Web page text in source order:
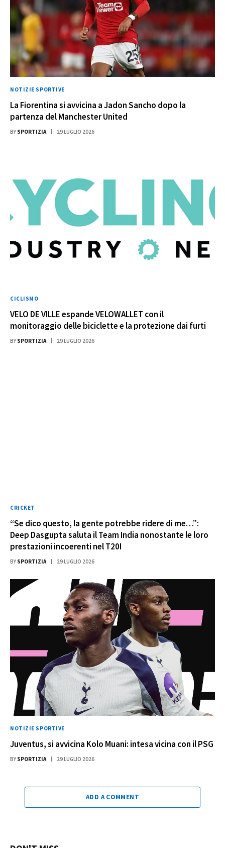
NOTIZIE SPORTIVE
La Fiorentina si avvicina a Jadon Sancho dopo la
partenza del Manchester United
BY SPORTIZIA 29 LUGLIO 2026
CICLISMO
VELO DE VILLE espande VELOWALLET con il
monitoraggio delle biciclette e la protezione dai furti
BY SPORTIZIA 29 LUGLIO 2026
CRICKET
“Se dico questo, la gente potrebbe ridere di me…”:
Deep Dasgupta saluta il Team India nonostante le loro
prestazioni incoerenti nel T20I
BY SPORTIZIA 29 LUGLIO 2026
NOTIZIE SPORTIVE
Juventus, si avvicina Kolo Muani: intesa vicina con il PSG
BY SPORTIZIA 29 LUGLIO 2026
ADD A COMMENT